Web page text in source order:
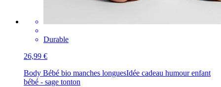
Durable
26,99 €
Body Bébé bio manches longuesIdée cadeau humour enfant
bébé - sage tonton